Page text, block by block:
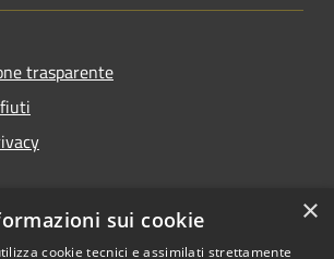
trasparente
accessibilità
×
sui cookie
cookie tecnici e assimilati strettamente